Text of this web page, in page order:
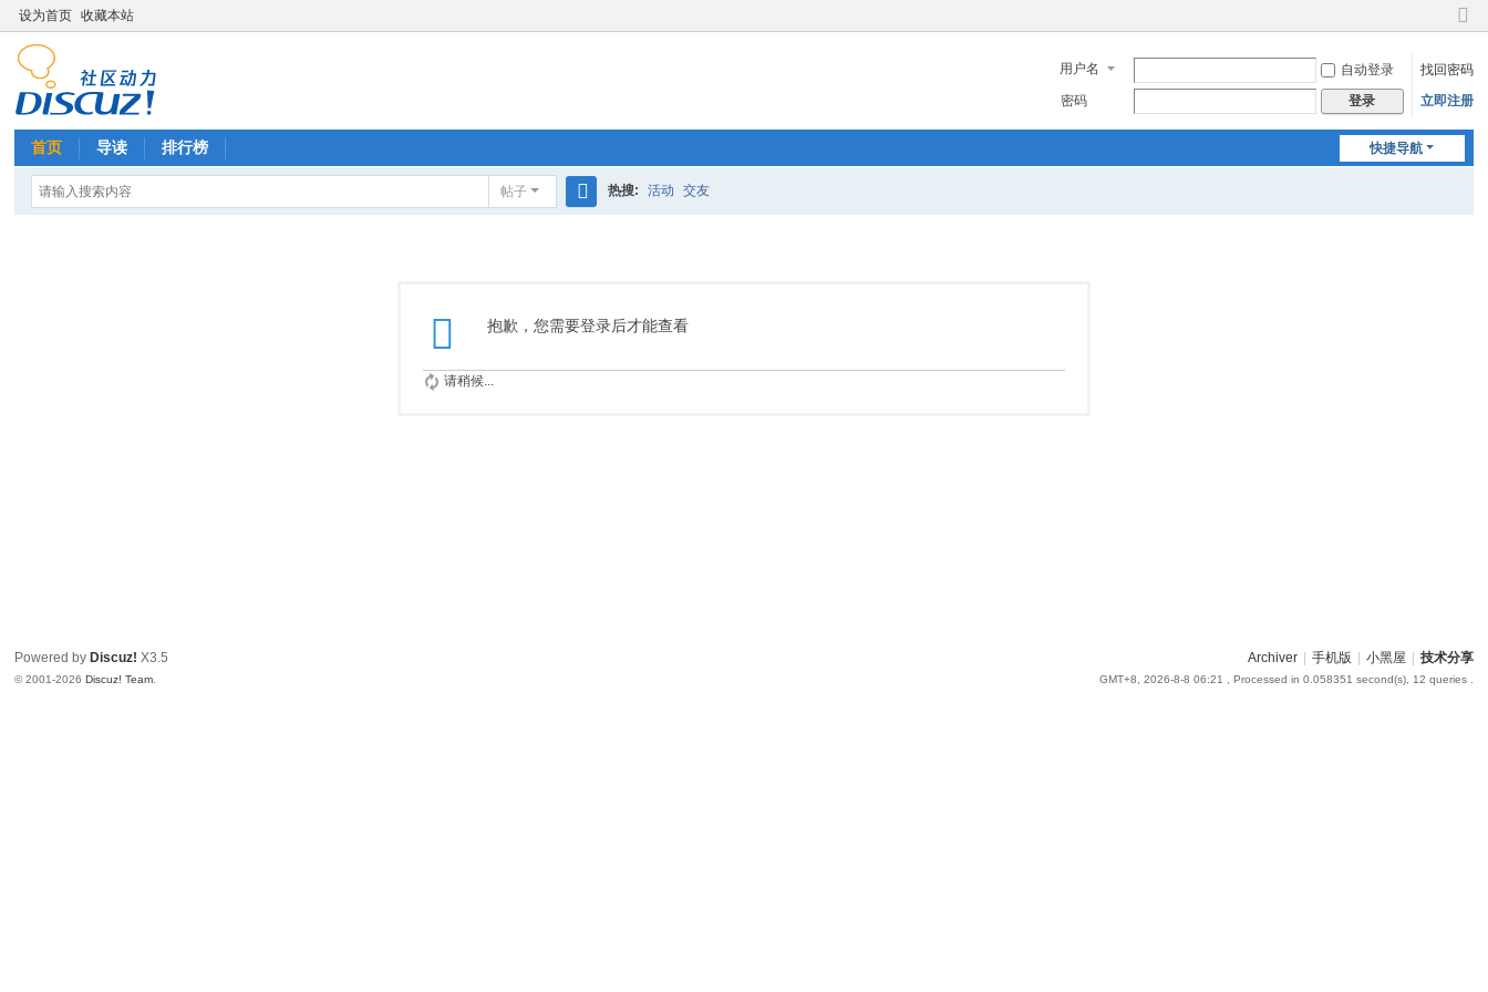
设为首页 收藏本站
切
到
窄
用户名 自动登录
找回密码
密码
登录 立即注册
快捷导航
首页 导读 排行榜
帖子 热搜: 活动 交友
抱歉，您需要登录后才能查看
请稍候...
Archiver 手机版 小黑屋 技术分享
GMT+8, 2026-8-8 06:21 , Processed in 0.058351 second(s), 12 queries .
Powered by Discuz! X3.5
© 2001-2026Discuz! Team